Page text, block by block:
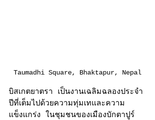
Taumadhi Square, Bhaktapur, Nepal
บิสเกตยาตรา เป็นงานเฉลิมฉลองประจำ
ปีที่เต็มไปด้วยความทุ่มเทและความ
แข็งแกร่ง ในชุมชนของเมืองบักตาปูร์